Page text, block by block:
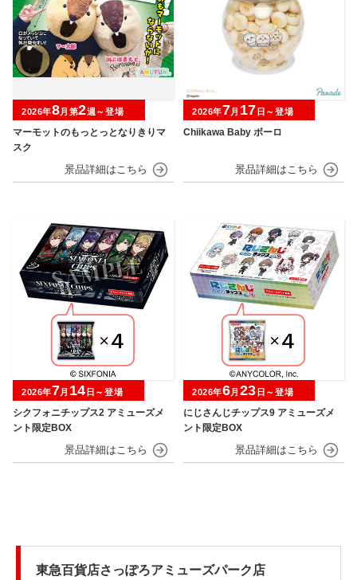
マーモットのもっとっとなりきりマ
スク
2026年8月第2週～登場
Chiikawa Baby ボーロ
2026年7月 17 日～登場
シクフォニチップス2 アミューズメ
ント限定BOX
2026年7月 14 日～登場
にじさんじチップス9 アミューズメ
ント限定BOX
2026年6月 23 日～登場
東急百貨店さっぽろアミューズパーク店